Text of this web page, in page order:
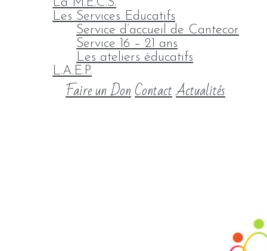
Les Services Educatifs
Service d’accueil de Cantecor
Service 16 – 21 ans
Les ateliers éducatifs
L.A.E.P.
Faire un DonContactActualités